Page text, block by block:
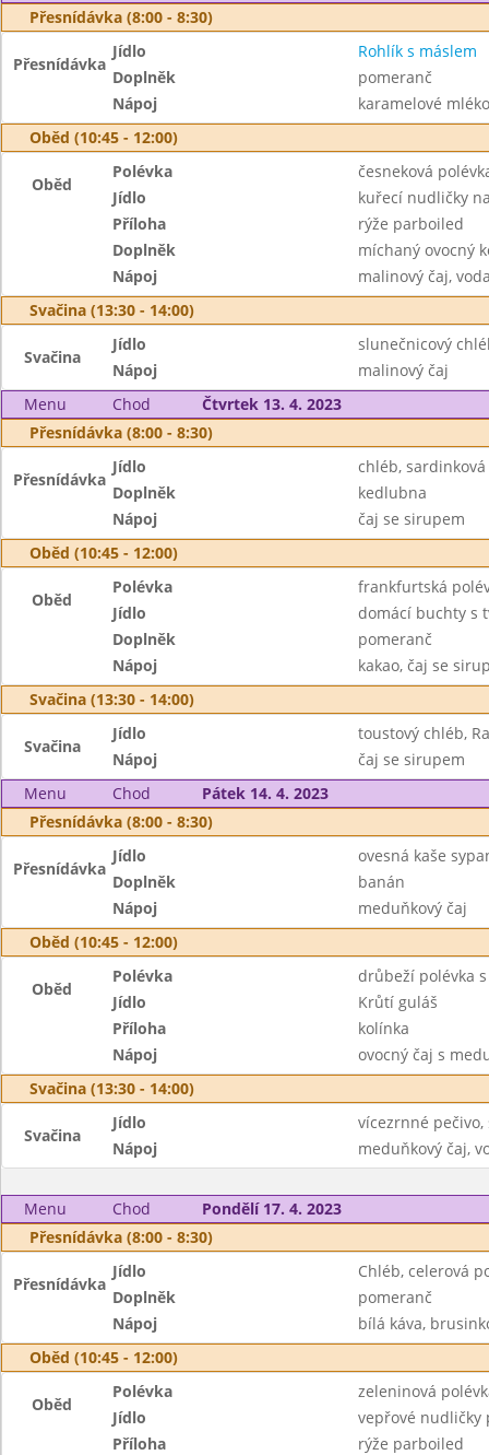
Přesnídávka (8:00 - 8:30)
Přesnídávka
Jídlo
Rohlík s máslem
Doplněk
pomeranč
Nápoj
karamelové
Oběd (10:45 - 12:00)
Oběd
Polévka
česneková
Jídlo
kuřecí nudličky
Příloha
rýže parboiled
Doplněk
míchaný ovocný
Nápoj
malinový čaj,
Svačina (13:30 - 14:00)
Svačina
Jídlo
slunečnicový
Nápoj
malinový čaj
Menu
Chod
Čtvrtek 13. 4. 2023
Přesnídávka (8:00 - 8:30)
Přesnídávka
Jídlo
chléb,
Doplněk
kedlubna
Nápoj
čaj se sirupem
Oběd (10:45 - 12:00)
Oběd
Polévka
frankfurtská
Jídlo
domácí buchty s
Doplněk
pomeranč
Nápoj
kakao, čaj se
Svačina (13:30 - 14:00)
Svačina
Jídlo
toustový chléb,
Nápoj
čaj se sirupem
Menu
Chod
Pátek 14. 4. 2023
Přesnídávka (8:00 - 8:30)
Přesnídávka
Jídlo
ovesná kaše
Doplněk
banán
Nápoj
meduňkový čaj
Oběd (10:45 - 12:00)
Oběd
Polévka
drůbeží polévka
Jídlo
Krůtí guláš
Příloha
kolínka
Nápoj
ovocný čaj s
Svačina (13:30 - 14:00)
Svačina
Jídlo
vícezrnné
Nápoj
meduňkový čaj,
Menu Chod
Pondělí 17. 4. 2023
Přesnídávka (8:00 - 8:30)
Přesnídávka
Jídlo
Chléb, celerová
Doplněk
pomeranč
Nápoj
bílá káva,
Oběd (10:45 - 12:00)
Oběd
Polévka
zeleninová
Jídlo
vepřové nudličky
Příloha
rýže parboiled